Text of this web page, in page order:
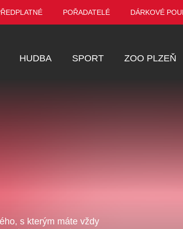
POŘADATELÉ DÁRKOVÉ
HUDBA SPORT ZOO PLZEŇ
s kterým máte vždy
WITH THE
Open Air